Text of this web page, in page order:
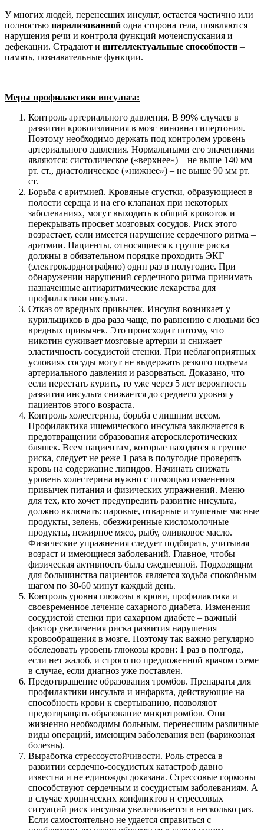
У многих людей, перенесших инсульт, остается частично или
полностью парализованной одна сторона тела, появляются
нарушения речи и контроля функций мочеиспускания и
дефекации. Страдают и интеллектуальные способности –
память, познавательные функции.
Меры профилактики инсульта:
Контроль артериального давления. В 99% случаев в
развитии кровоизлияния в мозг виновна гипертония.
Поэтому необходимо держать под контролем уровень
артериального давления. Нормальными его значениями
являются: систолическое («верхнее») – не выше 140 мм
рт. ст., диастолическое («нижнее») – не выше 90 мм рт.
ст.
Борьба с аритмией. Кровяные сгустки, образующиеся в
полости сердца и на его клапанах при некоторых
заболеваниях, могут выходить в общий кровоток и
перекрывать просвет мозговых сосудов. Риск этого
возрастает, если имеется нарушение сердечного ритма –
аритмии. Пациенты, относящиеся к группе риска
должны в обязательном порядке проходить ЭКГ
(электрокардиографию) один раз в полугодие. При
обнаружении нарушений сердечного ритма принимать
назначенные антиаритмические лекарства для
профилактики инсульта.
Отказ от вредных привычек. Инсульт возникает у
курильщиков в два раза чаще, по равнению с людьми без
вредных привычек. Это происходит потому, что
никотин суживает мозговые артерии и снижает
эластичность сосудистой стенки. При неблагоприятных
условиях сосуды могут не выдержать резкого подъема
артериального давления и разорваться. Доказано, что
если перестать курить, то уже через 5 лет вероятность
развития инсульта снижается до среднего уровня у
пациентов этого возраста.
Контроль холестерина, борьба с лишним весом.
Профилактика ишемического инсульта заключается в
предотвращении образования атеросклеротических
бляшек. Всем пациентам, которые находятся в группе
риска, следует не реже 1 раза в полугодие проверять
кровь на содержание липидов. Начинать снижать
уровень холестерина нужно с помощью изменения
привычек питания и физических упражнений. Меню
для тех, кто хочет предупредить развитие инсульта,
должно включать: паровые, отварные и тушеные мясные
продукты, зелень, обезжиренные кисломолочные
продукты, нежирное мясо, рыбу, оливковое масло.
Физические упражнения следует подбирать, учитывая
возраст и имеющиеся заболеваний. Главное, чтобы
физическая активность была ежедневной. Подходящим
для большинства пациентов является ходьба спокойным
шагом по 30-60 минут каждый день.
Контроль уровня глюкозы в крови, профилактика и
своевременное лечение сахарного диабета. Изменения
сосудистой стенки при сахарном диабете – важный
фактор увеличения риска развития нарушения
кровообращения в мозге. Поэтому так важно регулярно
обследовать уровень глюкозы крови: 1 раз в полгода,
если нет жалоб, и строго по предложенной врачом схеме
в случае, если диагноз уже поставлен.
Предотвращение образования тромбов. Препараты для
профилактики инсульта и инфаркта, действующие на
способность крови к свертыванию, позволяют
предотвращать образование микротромбов. Они
жизненно необходимы больным, перенесшим различные
виды операций, имеющим заболевания вен (варикозная
болезнь).
Выработка стрессоустойчивости. Роль стресса в
развитии сердечно-сосудистых катастроф давно
известна и не единожды доказана. Стрессовые гормоны
способствуют сердечным и сосудистым заболеваниям. А
в случае хронических конфликтов и стрессовых
ситуаций риск инсульта увеличивается в несколько раз.
Если самостоятельно не удается справиться с